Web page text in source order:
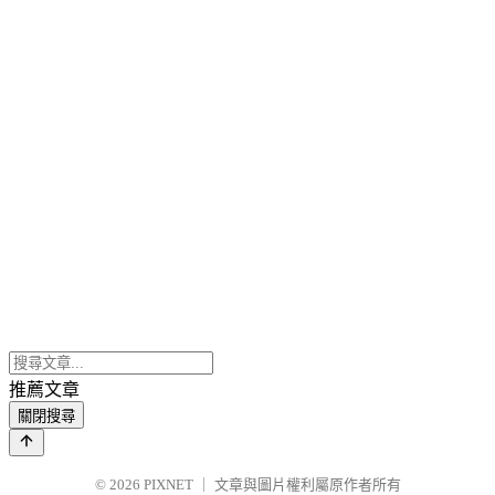
推薦文章
關閉搜尋
© 2026 PIXNET 文章與圖片權利屬原作者所有